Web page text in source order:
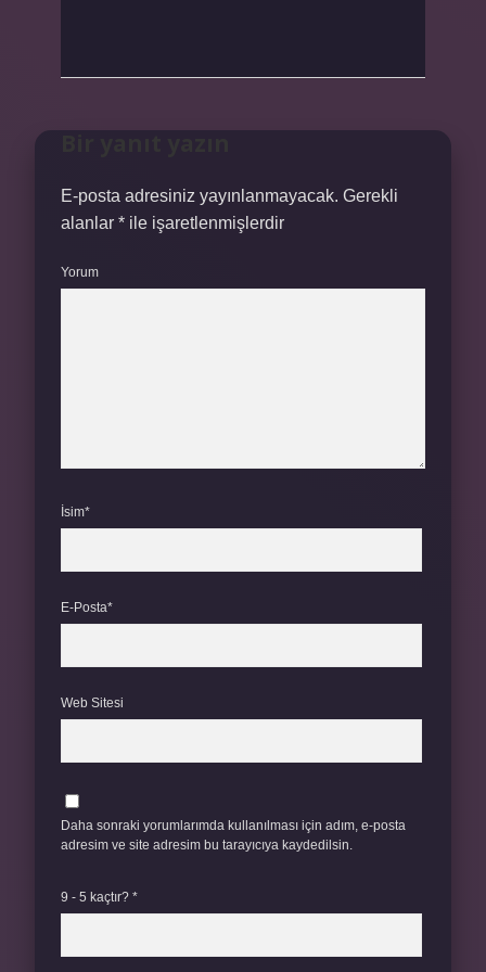
E-posta adresiniz yayınlanmayacak. Gerekli
alanlar * ile işaretlenmişlerdir
Yorum
İsim*
E-Posta*
Web Sitesi
Daha sonraki yorumlarımda kullanılması için adım, e-posta
adresim ve site adresim bu tarayıcıya kaydedilsin.
9 - 5 kaçtır? *